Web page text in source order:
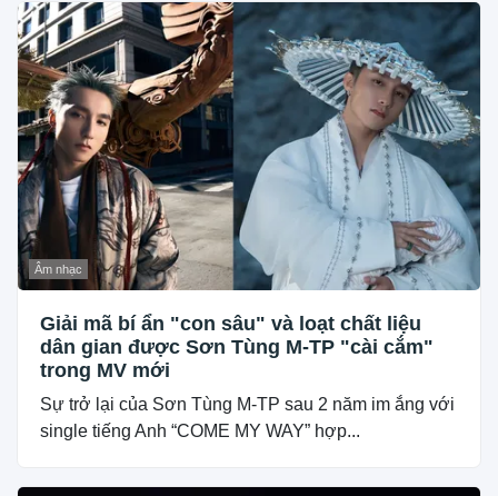
Âm nhạc
Giải mã bí ẩn "con sâu" và loạt chất liệu
dân gian được Sơn Tùng M-TP "cài cắm"
trong MV mới
Sự trở lại của Sơn Tùng M-TP sau 2 năm im ắng với
single tiếng Anh “COME MY WAY” hợp...